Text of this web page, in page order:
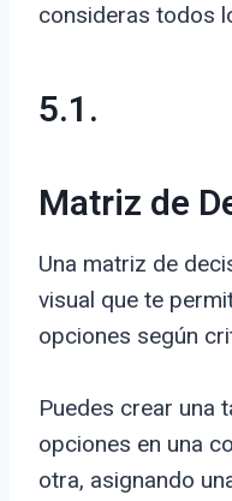
consideras todos
5.1.
Matriz de
Una matriz de
visual que te
opciones según
Puedes crear una
opciones en una
otra, asignando